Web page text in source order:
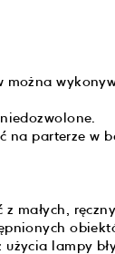
parterze w
z małych,
lampy